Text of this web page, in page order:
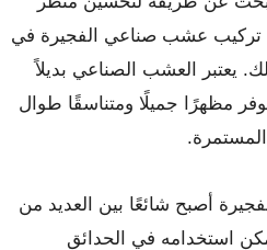
عشب صناعي الفجيرة في
يعتبر العشب الصناعي بديلاً
مظهرًا جميلًا ومتناسقًا طوال
المستمرة.
أصبح شائعًا بين العديد من
استخدامه في الحدائق